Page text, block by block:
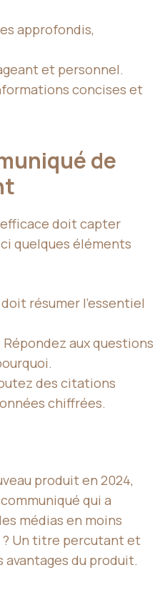
approfondis,
et personnel.
concises et
de
doit capter
quelques éléments
doit résumer l’essentiel
Répondez aux questions
des citations
chiffrées.
produit en 2024,
qui a
médias en moins
? Un titre percutant et
du produit.